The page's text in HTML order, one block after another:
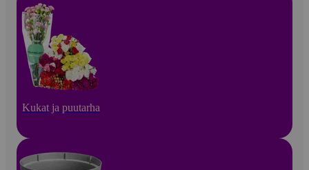
Kukat ja puutarha